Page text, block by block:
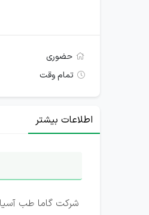
حضوری
تمام وقت
اطلاعات بیشتر
شرکت گاما طب آسیا